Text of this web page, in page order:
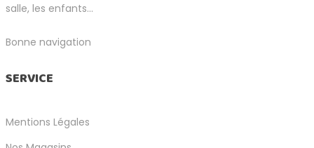
salle, les enfants...
Bonne navigation
SERVICE
Mentions Légales